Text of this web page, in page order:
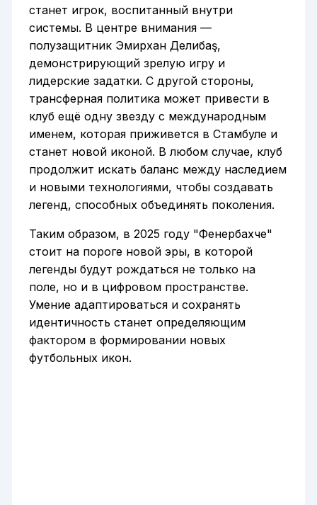
станет игрок, воспитанный внутри
системы. В центре внимания —
полузащитник Эмирхан Делибаş,
демонстрирующий зрелую игру и
лидерские задатки. С другой стороны,
трансферная политика может привести в
клуб ещё одну звезду с международным
именем, которая приживется в Стамбуле и
станет новой иконой. В любом случае, клуб
продолжит искать баланс между наследием
и новыми технологиями, чтобы создавать
легенд, способных объединять поколения.
Таким образом, в 2025 году "Фенербахче"
стоит на пороге новой эры, в которой
легенды будут рождаться не только на
поле, но и в цифровом пространстве.
Умение адаптироваться и сохранять
идентичность станет определяющим
фактором в формировании новых
футбольных икон.